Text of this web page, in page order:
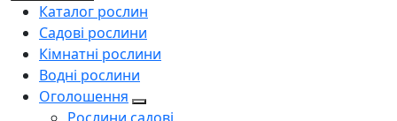
Каталог рослин
Садові рослини
Кімнатні рослини
Водні рослини
Оголошення